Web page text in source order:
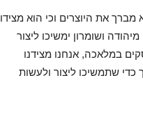
את היוצרים וכי הוא מצידו
ושומרון ימשיכו ליצור
במלאכה, אנחנו מצידנו
שתמשיכו ליצור ולעשות